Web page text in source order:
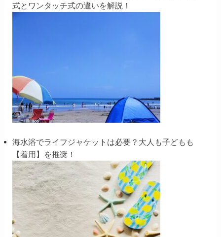
式とワンタッチ式の違いを解説！
海水浴でライフジャケットは必要？大人も子どもも
【着用】を推奨！